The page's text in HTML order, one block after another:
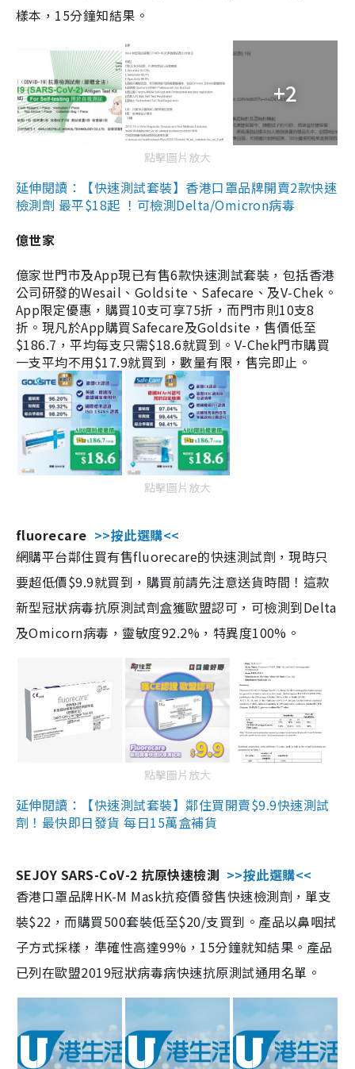
樣本，15分鐘知結果。
+2
點擊圖片放大
延伸閱讀：【快速測試套裝】香港口罩品牌開賣2款快速
檢測劑 最平$18起 ！可檢測Delta/Omicron病毒
億世家
億家世門市及App現已有售6款快速測試套裝，包括香港
公司研發的Wesail、Goldsite、Safecare、及V-Chek。
App限定優惠，購買10支可享75折，而門市則10支8
折。現凡於App購買Safecare及Goldsite，售價低至
$186.7，平均每支只需$18.6就買到。V-Chek門市購買
一支平均不用$17.9就買到，數量有限，售完即止。
點擊圖片放大
fluorecare >>按此選購<<
網購平台鄰住買有售fluorecare的快速測試劑，現時只
要超低價$9.9就買到，購買前請先注意送貨時間！這款
新型冠狀病毒抗原測試劑盒獲歐盟認可，可檢測到Delta
及Omicorn病毒，靈敏度92.2%，特異度100%。
點擊圖片放大
延伸閱讀：【快速測試套裝】鄰住買開賣$9.9快速測試
劑！最快即日發貨 每日15萬盒補貨
SEJOY SARS-CoV-2 抗原快速檢測 >>按此選購<<
香港口罩品牌HK-M Mask抗疫價發售快速檢測劑，單支
裝$22，而購買500套裝低至$20/支買到。產品以鼻咽拭
子方式採樣，準確性高達99%，15分鐘就知結果。產品
已列在歐盟2019冠狀病毒病快速抗原測試通用名單。